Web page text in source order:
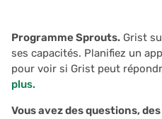
Programme Sprouts. Grist
ses capacités. Planifiez un
pour voir si Grist peut
plus.
Vous avez des questions,